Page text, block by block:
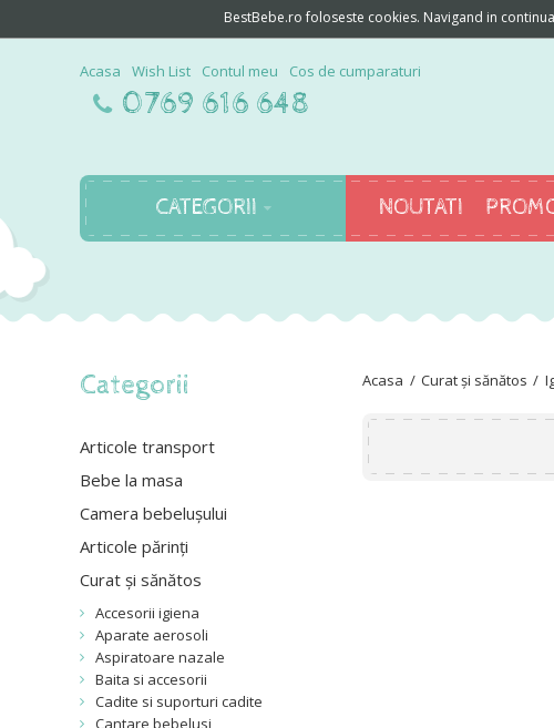
Acasa Wish List Contul meu Cos de cumparaturi
0769 616 648
CATEGORII NOUTATI
Curat și sănătos
Categorii
Articole transport
Bebe la masa
Camera bebelușului
Articole părinți
Curat și sănătos
Accesorii igiena
Aparate aerosoli
Aspiratoare nazale
Baita si accesorii
Cadite si suporturi cadite
Cantare bebelusi
BestBebe.ro foloseste cookies. Navigand in